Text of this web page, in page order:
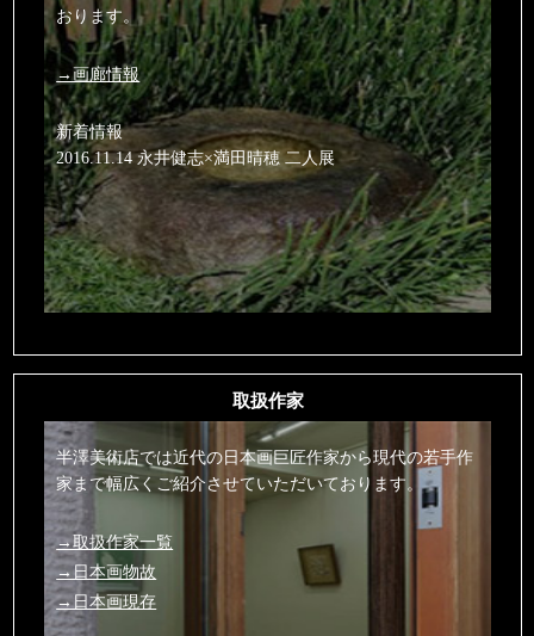
おります。
→画廊情報
新着情報
2016.11.14 永井健志×満田晴穂 二人展
取扱作家
半澤美術店では近代の日本画巨匠作家から現代の若手作
家まで幅広くご紹介させていただいております。
→取扱作家一覧
→日本画物故
→日本画現存